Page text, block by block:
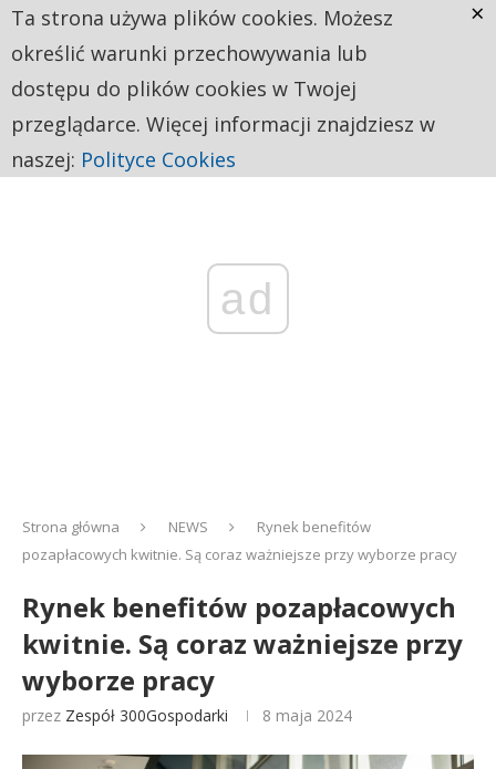
ad
Strona główna NEWS
Rynek benefitów
pozapłacowych kwitnie. Są coraz ważniejsze przy wyborze pracy
Rynek benefitów pozapłacowych
kwitnie. Są coraz ważniejsze przy
wyborze pracy
przez Zespół 300Gospodarki 8 maja 2024
Ta strona używa plików cookies. Możesz
określić warunki przechowywania lub
dostępu do plików cookies w Twojej
przeglądarce. Więcej informacji znajdziesz w
naszej: Polityce Cookies
×